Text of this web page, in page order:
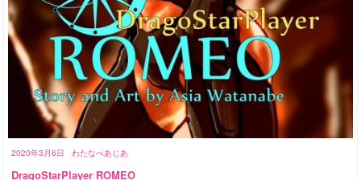
2020年3月6日 わたなべあじあ
DragoStarPlayer ROMEO